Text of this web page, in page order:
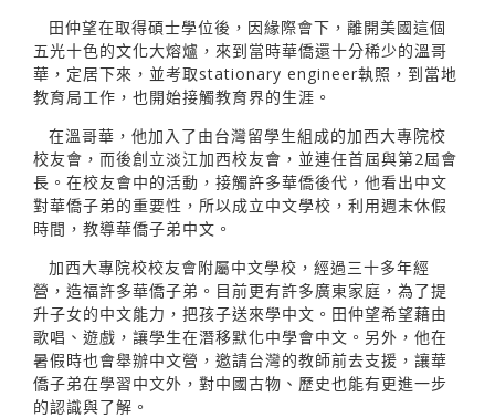
田仲望在取得碩士學位後，因緣際會下，離開美國這個
五光十色的文化大熔爐，來到當時華僑還十分稀少的溫哥
華，定居下來，並考取stationary engineer執照，到當地
教育局工作，也開始接觸教育界的生涯。
在溫哥華，他加入了由台灣留學生組成的加西大專院校
校友會，而後創立淡江加西校友會，並連任首屆與第2屆會
長。在校友會中的活動，接觸許多華僑後代，他看出中文
對華僑子弟的重要性，所以成立中文學校，利用週末休假
時間，教導華僑子弟中文。
加西大專院校校友會附屬中文學校，經過三十多年經
營，造福許多華僑子弟。目前更有許多廣東家庭，為了提
升子女的中文能力，把孩子送來學中文。田仲望希望藉由
歌唱、遊戲，讓學生在潛移默化中學會中文。另外，他在
暑假時也會舉辦中文營，邀請台灣的教師前去支援，讓華
僑子弟在學習中文外，對中國古物、歷史也能有更進一步
的認識與了解。